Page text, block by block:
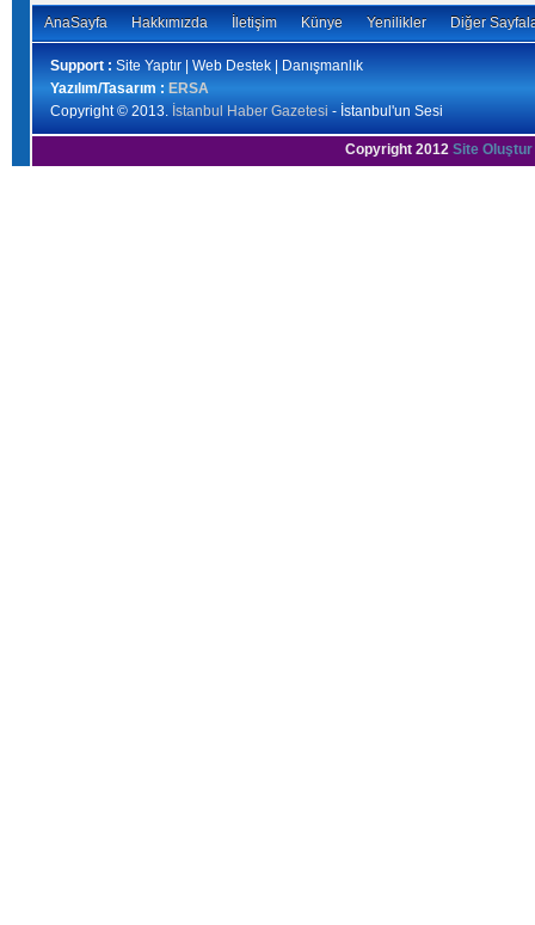
AnaSayfa Hakkımızda İletişim Künye Yenilikler Diğer
Support : Site Yaptır | Web Destek | Danışmanlık
Yazılım/Tasarım : ERSA
Copyright © 2013. İstanbul Haber Gazetesi - İstanbul'un Sesi
Copyright 2012 Site Oluştur